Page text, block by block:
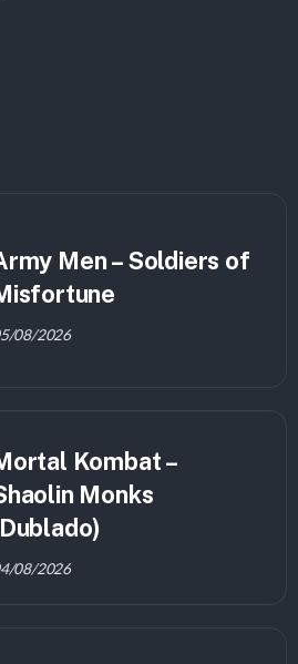
Men – Soldiers of
08/2026
Kombat –
Monks
08/2026